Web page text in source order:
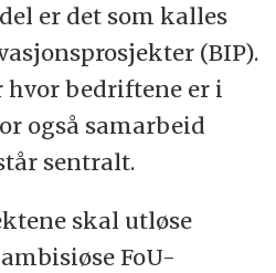
er det som kalles
(BIP).
hvor bedriftene er i
også samarbeid
sentralt.
skal utløse
FoU-